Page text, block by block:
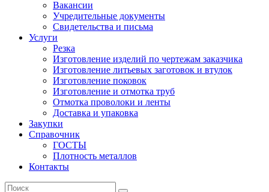
Вакансии
Учредительные документы
Свидетельства и письма
Услуги
Резка
Изготовление изделий по чертежам заказчика
Изготовление литьевых заготовок и втулок
Изготовление поковок
Изготовление и отмотка труб
Отмотка проволоки и ленты
Доставка и упаковка
Закупки
Справочник
ГОСТЫ
Плотность металлов
Контакты